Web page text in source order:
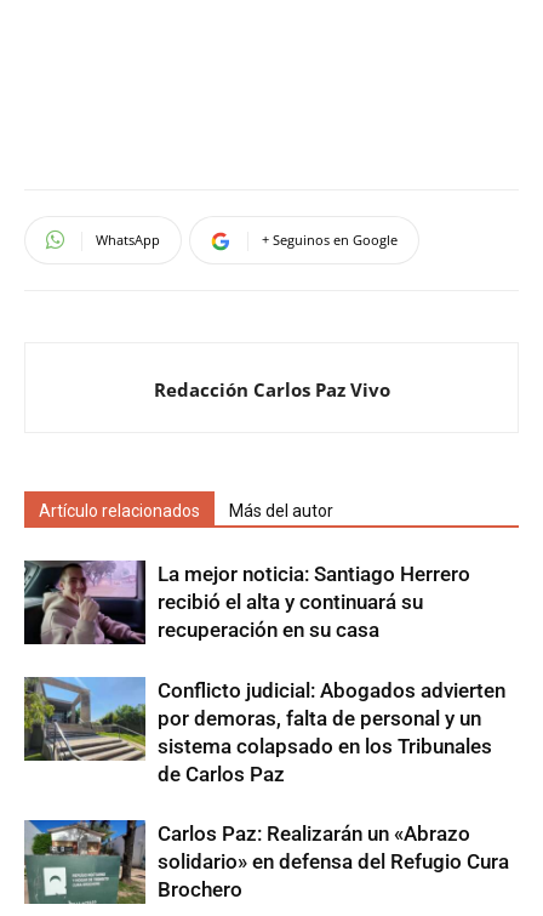
WhatsApp + Seguinos en Google
Redacción Carlos Paz Vivo
Artículo relacionados Más del autor
La mejor noticia: Santiago Herrero
recibió el alta y continuará su
recuperación en su casa
Conflicto judicial: Abogados advierten
por demoras, falta de personal y un
sistema colapsado en los Tribunales
de Carlos Paz
Carlos Paz: Realizarán un «Abrazo
solidario» en defensa del Refugio Cura
Brochero